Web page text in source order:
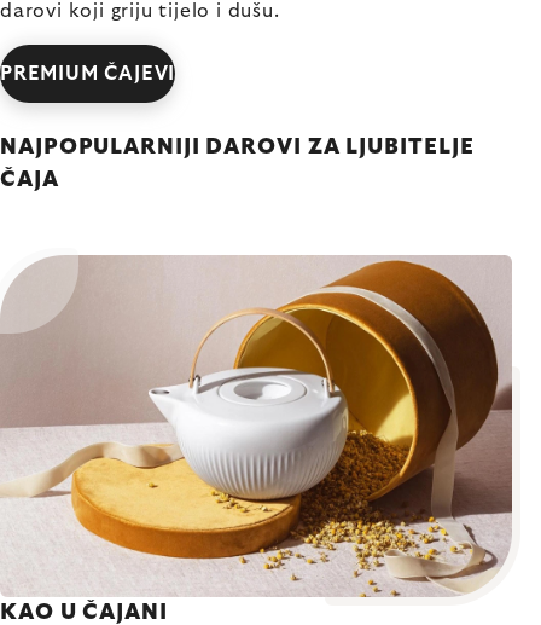
darovi koji griju tijelo i dušu.
PREMIUM ČAJEVI
NAJPOPULARNIJI DAROVI ZA LJUBITELJE
ČAJA
KAO U ČAJANI